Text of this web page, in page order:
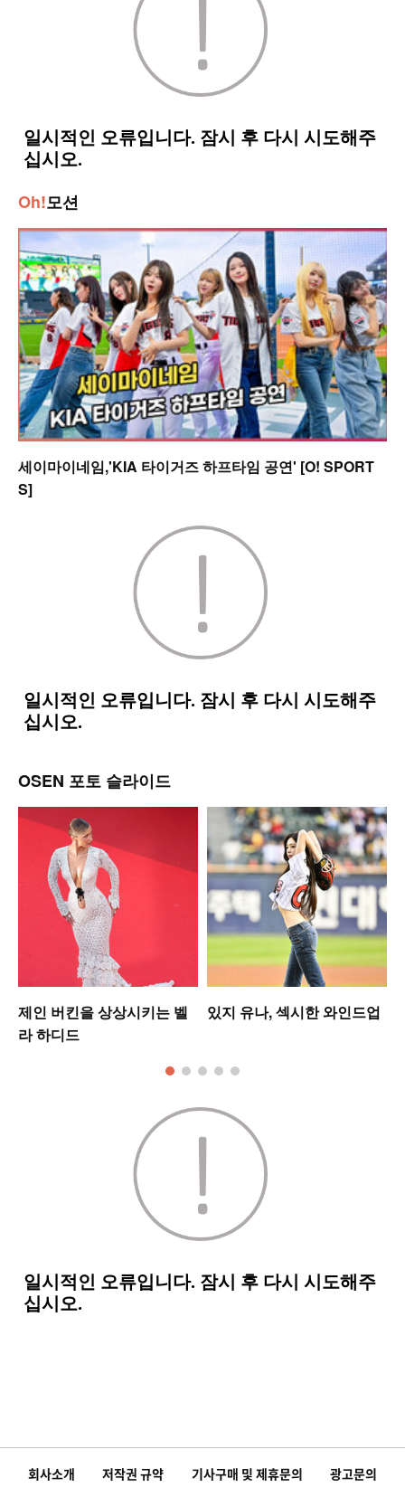
Oh!모션
세이마이네임,'KIA 타이거즈 하프타임 공연' [O! SPORT
S]
OSEN 포토 슬라이드
제인 버킨을 상상시키는 벨
라 하디드
있지 유나, 섹시한 와인드업
회사소개 저작권 규약 기사구매 및 제휴문의 광고문의